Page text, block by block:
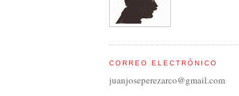
CORREO ELECTRÓNICO
juanjoseperezarco@gmail.com